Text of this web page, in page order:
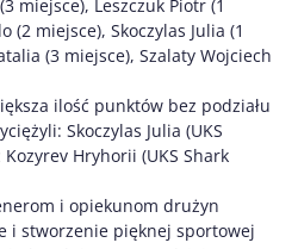
miejsce), Leszczuk Piotr (1
(2 miejsce), Skoczylas Julia (1
(3 miejsce), Szalaty Wojciech
ilość punktów bez podziału
Skoczylas Julia (UKS
Hryhorii (UKS Shark
i opiekunom drużyn
i stworzenie pięknej sportowej